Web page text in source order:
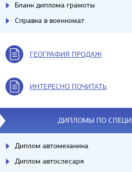
Бланк диплома грамоты
Справка в военкомат
ГЕОГРАФИЯ ПРОДАЖ
ИНТЕРЕСНО ПОЧИТАТЬ
ДИПЛОМЫ ПО
Диплом автомеханика
Диплом автослесаря